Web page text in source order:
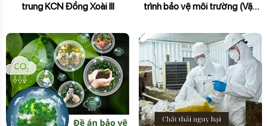
trung KCN Đồng Xoài III
trình bảo vệ môi trường (Vận